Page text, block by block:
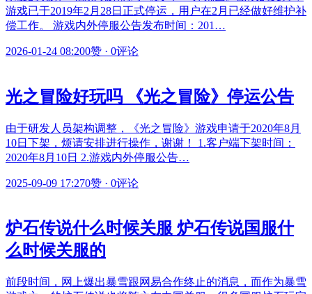
游戏已于2019年2月28日正式停运，用户在2月已经做好维护补
偿工作。 游戏内外停服公告发布时间：201…
2026-01-24 08:200赞 · 0评论
光之冒险好玩吗 《光之冒险》停运公告
由于研发人员架构调整，《光之冒险》游戏申请于2020年8月
10日下架，烦请安排进行操作，谢谢！ 1.客户端下架时间：
2020年8月10日 2.游戏内外停服公告…
2025-09-09 17:270赞 · 0评论
炉石传说什么时候关服 炉石传说国服什
么时候关服的
前段时间，网上爆出暴雪跟网易合作终止的消息，而作为暴雪